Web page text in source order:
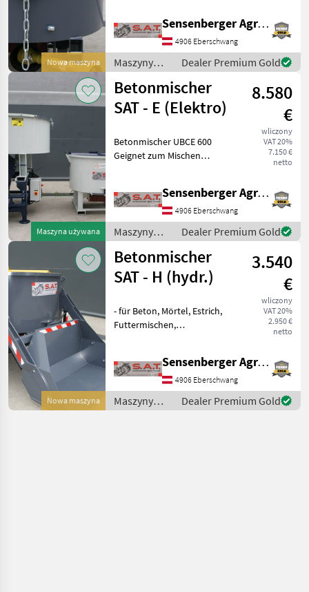
Stockmann
Fliegl
Dominator
Pokaż
wszystkie
14
MARKETPLACE
Marketplace
Oferty
dealerów
Ogłoszenia
Nowa maszyna
Arme des Rührwerks weiter.
Die nachstellbaren
Rührschaufe
Sensenberger Agrar-Technik
4906 Eberschwang
Maszyny
budowlane /
SAT
Dealer Premium Gold
Maszyna używana
Betonmischer
SAT - E (Elektro)
8.580
€
wliczony
VAT 20%
7.150 €
netto
Betonmischer UBCE 600
Geignet zum Mischen
- Soft Start System -
Motorleistung 11 KW
Siemens - Volumen 60
Sensenberger Agrar-Technik
4906 Eberschwang
Maszyny
budowlane /
SAT
Dealer Premium Gold
Nowa maszyna
Betonmischer
SAT - H (hydr.)
3.540
€
wliczony
VAT 20%
2.950 €
netto
- für Beton, Mörtel, Estrich,
Futtermischen,
Ölbadgetriebe - vier
gefederte Arme -
nachstellbare
Rührschaufeln - herv
Sensenberger Agrar-Technik
4906 Eberschwang
Maszyny
budowlane /
Dealer Premium Gold